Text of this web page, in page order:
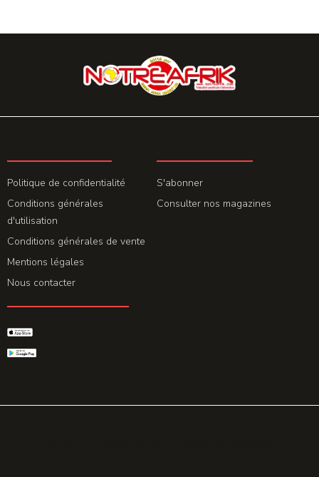
Politique de confidentialité
Conditions générales
d'utilisation
Conditions générales de vente
Mentions légales
Nous contacter
S'abonner
Consulter nos magazines